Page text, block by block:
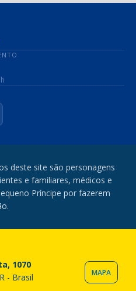
deste site são personagens
e familiares, médicos e
Príncipe por fazerem
1070
- Brasil
MAPA